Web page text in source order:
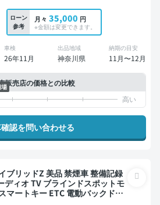
ローン
参考
月々 35,000 円
※金額は変更できます。
車検
26年11月
出品地域
神奈川県
納期の目安
11月〜12月
販売店の価格との比較
認を問い合わせる
禁煙車 整備記録
ディオ TV ブラインドスポットモ
マートキー ETC 電動バックドア